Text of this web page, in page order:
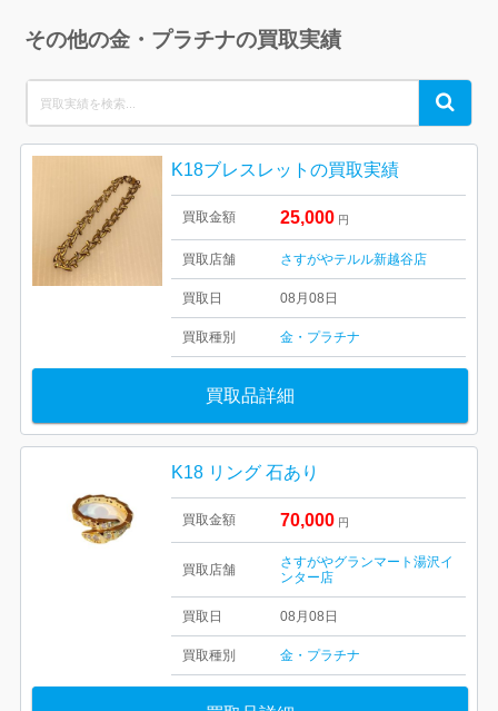
その他の金・プラチナの買取実績
for:
Search
K18ブレスレットの買取実績
買取金額 25,000 円
買取店舗 さすがやテルル新越谷店
買取日 08月08日
買取種別 金・プラチナ
買取品詳細
K18 リング 石あり
買取金額 70,000 円
買取店舗
さすがやグランマート湯沢イ
ンター店
買取日 08月08日
買取種別 金・プラチナ